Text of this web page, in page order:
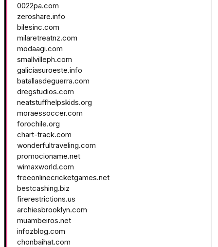
0022pa.com
zeroshare.info
bilesinc.com
milaretreatnz.com
modaagi.com
smallvilleph.com
galiciasuroeste.info
batallasdeguerra.com
dregstudios.com
neatstuffhelpskids.org
moraessoccer.com
forochile.org
chart-track.com
wonderfultraveling.com
promocioname.net
wimaxworld.com
freeonlinecricketgames.net
bestcashing.biz
firerestrictions.us
archiesbrooklyn.com
muambeiros.net
infozblog.com
chonbaihat.com